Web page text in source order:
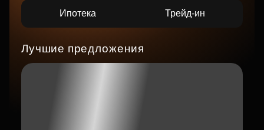
Ипотека Трейд-ин
Лучшие предложения